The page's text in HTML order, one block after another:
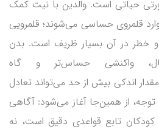
حیاتی است. والدین با نیت کمک
قلمروی حساسی می‌شوند؛ قلمرویی
و خطر در آن بسیار ظریف است. بدن
واکنشی حساس‌تر و گاه
اندکی بیش از حد می‌تواند تعادل
توجه، از همین‌جا آغاز می‌شود: آگاهی
کودکان تابع قواعدی دقیق است، نه